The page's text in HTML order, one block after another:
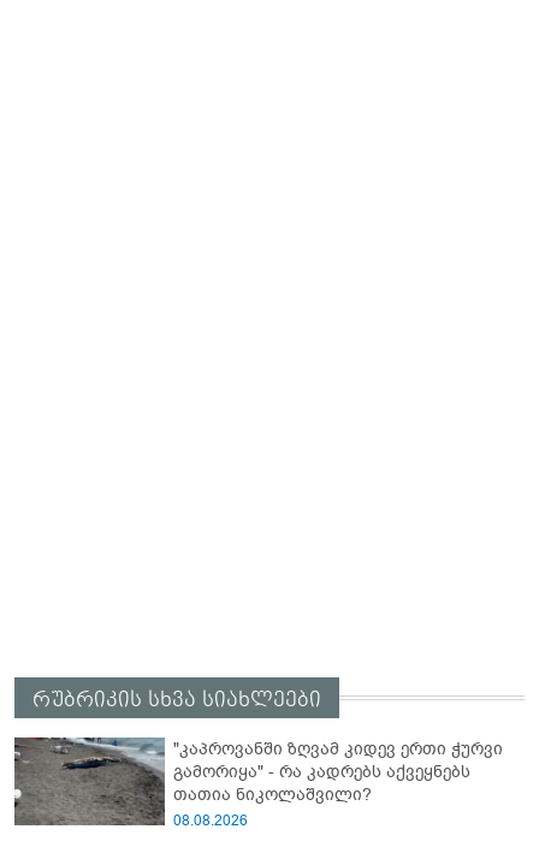
რუბრიკის სხვა სიახლეები
"კაპროვანში ზღვამ კიდევ ერთი ჭურვი
გამორიყა" - რა კადრებს აქვეყნებს
თათია ნიკოლაშვილი?
08.08.2026